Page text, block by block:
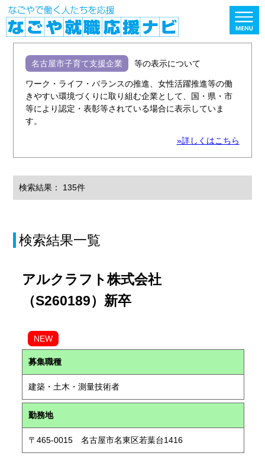
名古屋市子育て支援企業 等の表示について
ワーク・ライフ・バランスの推進、女性活躍推進等の働
きやすい環境づくりに取り組む企業として、国・県・市
等により認定・表彰等されている場合に表示していま
す。
»詳しくはこちら
検索結果： 135件
検索結果一覧
アルクラフト株式会社
（S260189）新卒
NEW
募集職種
建築・土木・測量技術者
勤務地
〒465-0015 名古屋市名東区若葉台1416